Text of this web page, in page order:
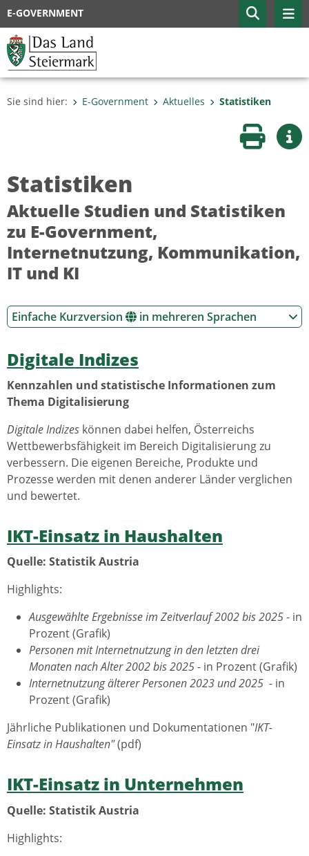
E-GOVERNMENT
Sie sind hier: E-Government Aktuelles Statistiken
Seite
Statistiken
Aktuelle Studien und Statistiken
zu E-Government,
Internetnutzung, Kommunikation,
IT und KI
Einfache Kurzversion in mehreren Sprachen
Digitale Indizes
Kennzahlen und statistische Informationen zum
Thema Digitalisierung
Digitale Indizes können dabei helfen, Österreichs
Wettbewerbsfähigkeit im Bereich Digitalisierung zu
verbessern. Die eigenen Bereiche, Produkte und
Prozesse werden mit denen anderer Länder verglichen
und bewertet.
IKT-Einsatz in Haushalten
Quelle: Statistik Austria
Highlights:
Ausgewählte Ergebnisse im Zeitverlauf 2002 bis 2025- in
Prozent (Grafik)
Personen mit Internetnutzung in den letzten drei
Monaten nach Alter 2002 bis 2025- in Prozent (Grafik)
Internetnutzung älterer Personen 2023 und 2025 - in
Prozent (Grafik)
Jährliche Publikationen und Dokumentationen "IKT-
Einsatz in Haushalten"(pdf)
IKT-Einsatz in Unternehmen
Quelle: Statistik Austria
Highlights: